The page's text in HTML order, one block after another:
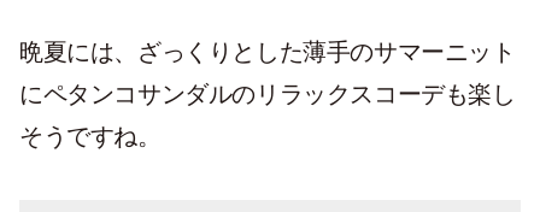
晩夏には、ざっくりとした薄手のサマーニット
にペタンコサンダルのリラックスコーデも楽し
そうですね。